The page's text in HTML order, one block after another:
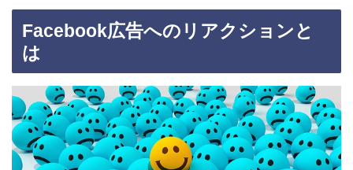
Facebook広告へのリアクションと
は